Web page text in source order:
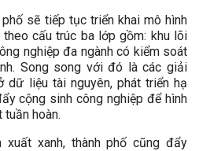
sẽ tiếp tục triển khai mô hình
cấu trúc ba lớp gồm: khu lõi
nghiệp đa ngành có kiểm soát
Song song với đó là các giải
dữ liệu tài nguyên, phát triển hạ
cộng sinh công nghiệp để hình
tuần hoàn.
xanh, thành phố cũng đẩy